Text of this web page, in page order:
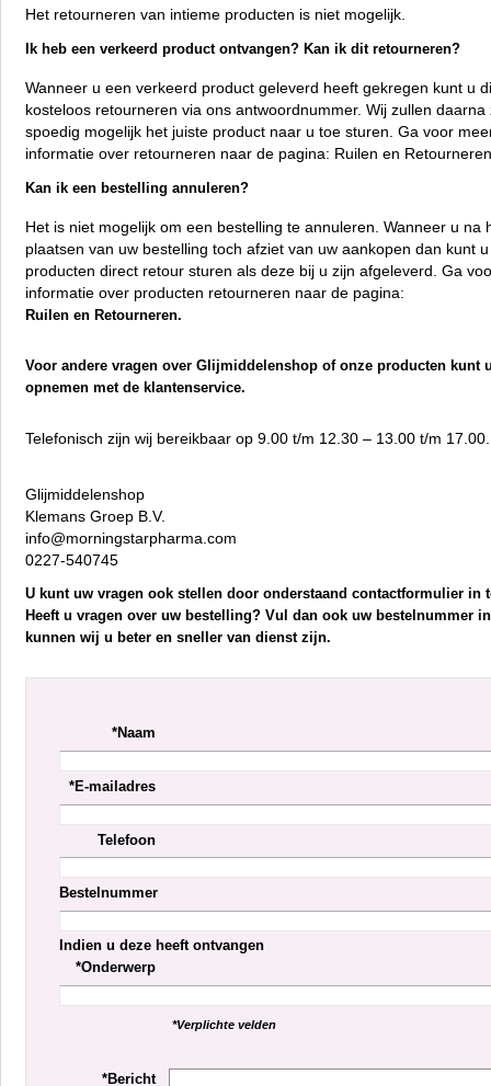
Het retourneren van intieme producten is niet mogelijk.
Ik heb een verkeerd product ontvangen? Kan ik dit retourneren?
Wanneer u een verkeerd product geleverd heeft gekregen kunt u
kosteloos retourneren via ons antwoordnummer. Wij zullen daarna
spoedig mogelijk het juiste product naar u toe sturen. Ga voor
informatie over retourneren naar de pagina: Ruilen en
Kan ik een bestelling annuleren?
Het is niet mogelijk om een bestelling te annuleren. Wanneer u na
plaatsen van uw bestelling toch afziet van uw aankopen dan kunt
producten direct retour sturen als deze bij u zijn afgeleverd. Ga
informatie over producten retourneren naar de pagina:
Ruilen en Retourneren.
Voor andere vragen over Glijmiddelenshop of onze producten kunt
opnemen met de klantenservice.
Telefonisch zijn wij bereikbaar op 9.00 t/m 12.30 – 13.00 t/m 17.00.
Glijmiddelenshop
Klemans Groep B.V.
info@morningstarpharma.com
0227-540745
U kunt uw vragen ook stellen door onderstaand contactformulier in
Heeft u vragen over uw bestelling? Vul dan ook uw bestelnummer
kunnen wij u beter en sneller van dienst zijn.
*Naam
*E-mailadres
Telefoon
Bestelnummer
Indien u deze heeft ontvangen
*Onderwerp
*Verplichte velden
*Bericht